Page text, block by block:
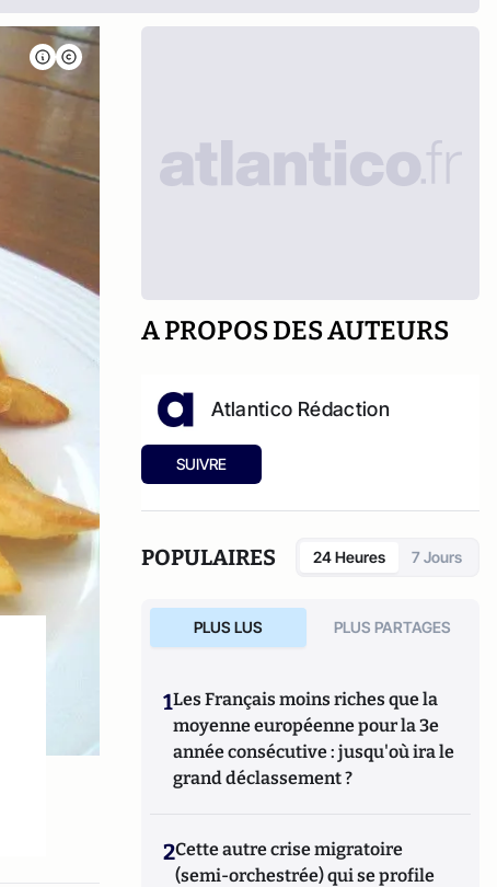
A PROPOS DES AUTEURS
Atlantico Rédaction
SUIVRE
POPULAIRES 24 Heures 7 Jours
PLUS LUS PLUS PARTAGES
1Les Français moins riches que la
moyenne européenne pour la 3e
année consécutive : jusqu'où ira le
grand déclassement ?
2Cette autre crise migratoire
(semi-orchestrée) qui se profile